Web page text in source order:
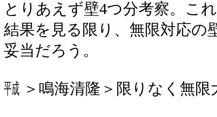
とりあえず壁4つ分考察。こ
結果を見る限り、無限対応の
妥当だろう。
㍻ ＞鳴海清隆＞限りなく無限